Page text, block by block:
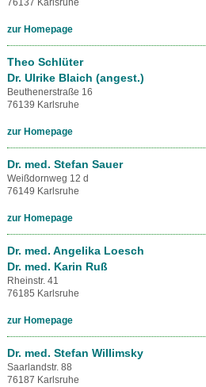
76137 Karlsruhe
zur Homepage
Theo Schlüter
Dr. Ulrike Blaich (angest.)
Beuthenerstraße 16
76139 Karlsruhe
zur Homepage
Dr. med. Stefan Sauer
Weißdornweg 12 d
76149 Karlsruhe
zur Homepage
Dr. med. Angelika Loesch
Dr. med. Karin Ruß
Rheinstr. 41
76185 Karlsruhe
zur Homepage
Dr. med. Stefan Willimsky
Saarlandstr. 88
76187 Karlsruhe